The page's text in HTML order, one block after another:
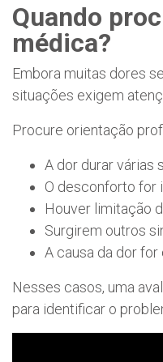
Quando
médica?
Embora muitas dores
situações exigem
Procure orientação
A dor durar várias
O desconforto for
Houver limitação
Surgirem outros
A causa da dor for
Nesses casos, uma
para identificar o